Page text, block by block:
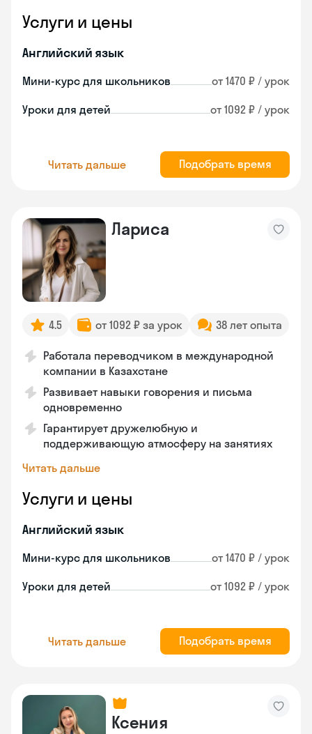
Услуги и цены
Английский язык
Мини-курс для школьников от 1470 ₽ / урок
Уроки для детей от 1092 ₽ / урок
Читать дальше Подобрать время
Лариса
4.5 от 1092 ₽ за урок 38 лет опыта
Работала переводчиком в международной
компании в Казахстане
Развивает навыки говорения и письма
одновременно
Гарантирует дружелюбную и
поддерживающую атмосферу на занятиях
Читать дальше
Услуги и цены
Английский язык
Мини-курс для школьников от 1470 ₽ / урок
Уроки для детей от 1092 ₽ / урок
Читать дальше Подобрать время
Ксения